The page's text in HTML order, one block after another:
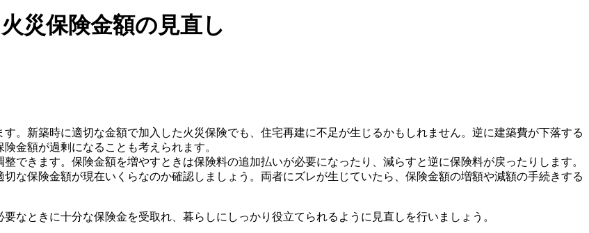
災保険金額の見直し
。新築時に適切な金額で加入した火災保険でも、住宅再建に不足が生じるかもしれません。逆に建築費が下落する
金額が過剰になることも考えられます。
できます。保険金額を増やすときは保険料の追加払いが必要になったり、減らすと逆に保険料が戻ったりします。
な保険金額が現在いくらなのか確認しましょう。両者にズレが生じていたら、保険金額の増額や減額の手続きする
なときに十分な保険金を受取れ、暮らしにしっかり役立てられるように見直しを行いましょう。